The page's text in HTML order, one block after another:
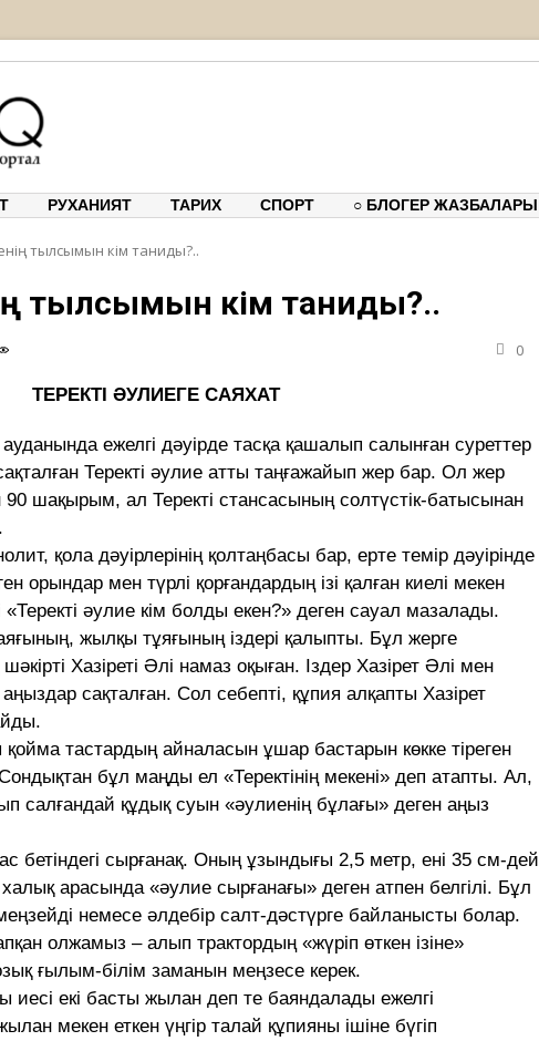
РУХАНИЯТ ТАРИХ СПОРТ ○ БЛОГЕР ЖАЗБАЛАРЫ
тылсымын кім таниды?..
тылсымын кім таниды?..
0
ТЕРЕКТІ ӘУЛИЕГЕ САЯХАТ
ауданында ежелгі дәуірде тасқа қашалып салынған суреттер
Теректі әулие атты таңғажайып жер бар. Ол жер
шақырым, ал Теректі стансасының солтүстік-батысынан
қола дәуірлерінің қолтаңбасы бар, ерте темір дәуірінде
орындар мен түрлі қорғандардың ізі қалған киелі мекен
«Теректі әулие кім болды екен?» деген сауал мазалады.
жылқы тұяғының іздері қалыпты. Бұл жерге
Хазіреті Әлі намаз оқыған. Іздер Хазірет Әлі мен
аңыздар сақталған. Сол себепті, құпия алқапты Хазірет
тастардың айналасын ұшар бастарын көкке тіреген
бұл маңды ел «Теректінің мекені» деп атапты. Ал,
салғандай құдық суын «әулиенің бұлағы» деген аңыз
бетіндегі сырғанақ. Оның ұзындығы 2,5 метр, ені 35 см-дей
халық арасында «әулие сырғанағы» деген атпен белгілі. Бұл
немесе әлдебір салт-дәстүрге байланысты болар.
олжамыз – алып трактордың «жүріп өткен ізіне»
ғылым-білім заманын меңзесе керек.
иесі екі басты жылан деп те баяндалады ежелгі
мекен еткен үңгір талай құпияны ішіне бүгіп